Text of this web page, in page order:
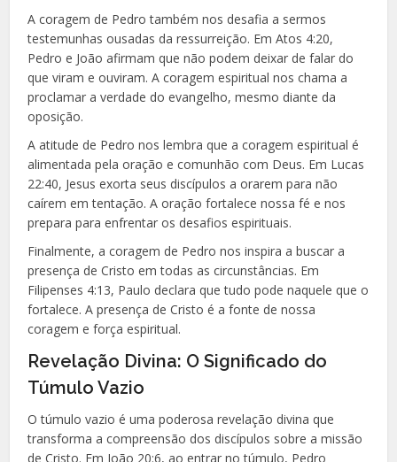
A coragem de Pedro também nos desafia a sermos
testemunhas ousadas da ressurreição. Em Atos 4:20,
Pedro e João afirmam que não podem deixar de falar do
que viram e ouviram. A coragem espiritual nos chama a
proclamar a verdade do evangelho, mesmo diante da
oposição.
A atitude de Pedro nos lembra que a coragem espiritual é
alimentada pela oração e comunhão com Deus. Em Lucas
22:40, Jesus exorta seus discípulos a orarem para não
caírem em tentação. A oração fortalece nossa fé e nos
prepara para enfrentar os desafios espirituais.
Finalmente, a coragem de Pedro nos inspira a buscar a
presença de Cristo em todas as circunstâncias. Em
Filipenses 4:13, Paulo declara que tudo pode naquele que o
fortalece. A presença de Cristo é a fonte de nossa
coragem e força espiritual.
Revelação Divina: O Significado do
Túmulo Vazio
O túmulo vazio é uma poderosa revelação divina que
transforma a compreensão dos discípulos sobre a missão
de Cristo. Em João 20:6, ao entrar no túmulo, Pedro